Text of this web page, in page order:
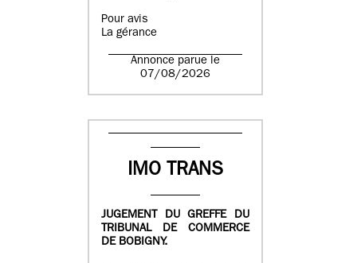
Pour avis
La gérance
Annonce parue le
07/08/2026
IMO TRANS
JUGEMENT DU GREFFE DU
TRIBUNAL DE COMMERCE
DE BOBIGNY.